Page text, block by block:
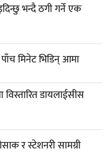
भन्दै ठगी गर्ने एक
मिनेट भिडिन् आमा
विस्तारित डायलाईसीस
र स्टेशनरी सामग्री